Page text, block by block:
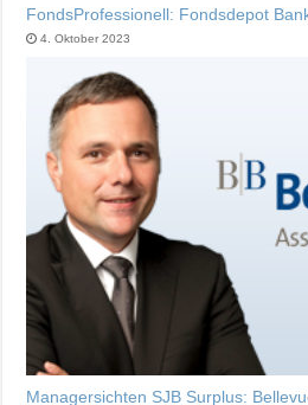
FondsProfessionell: Fondsdepot
4. Oktober 2023
Managersichten SJB Surplus: